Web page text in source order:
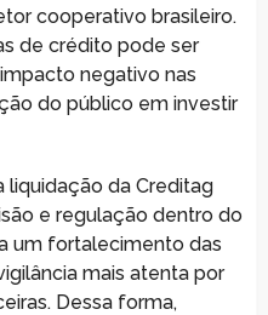
cooperativo brasileiro.
de crédito pode ser
negativo nas
do público em investir
liquidação da Creditag
e regulação dentro do
um fortalecimento das
mais atenta por
Dessa forma,